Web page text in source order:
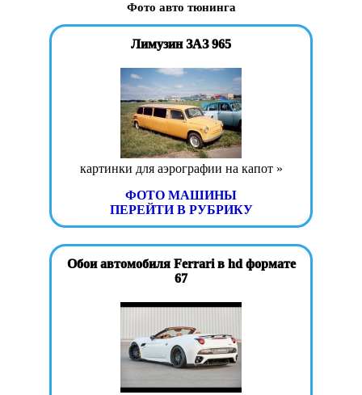
Фото авто тюнинга
Лимузин ЗАЗ 965
картинки для аэрографии на капот »
ФОТО МАШИНЫ
ПЕРЕЙТИ В РУБРИКУ
Обои автомобиля Ferrari в hd формате
67